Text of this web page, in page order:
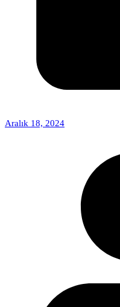
Aralık 18, 2024